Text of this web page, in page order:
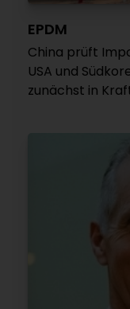
EPDM
China prüft
USA und
zunächst in